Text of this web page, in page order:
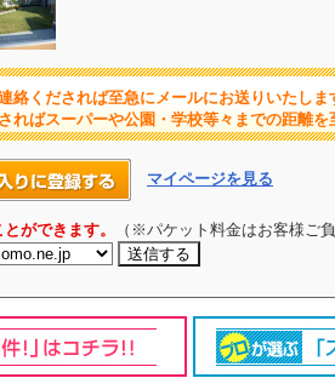
絡くだされば至急にメールにお送りいたしま
ればスーパーや公園・学校等々までの距離を
マイページを見る
ができます。
（※パケット料金はお客様ご